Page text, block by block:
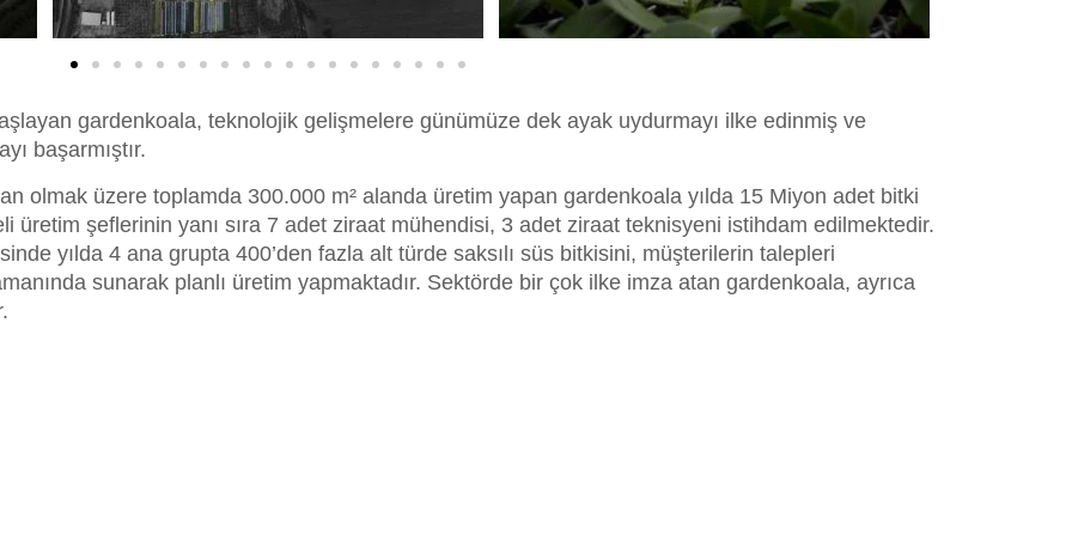
gardenkoala, teknolojik gelişmelere günümüze dek ayak uydurmayı ilke edinmiş ve
başarmıştır.
olmak üzere toplamda 300.000 m² alanda üretim yapan gardenkoala yılda 15 Miyon adet bitki
üretim şeflerinin yanı sıra 7 adet ziraat mühendisi, 3 adet ziraat teknisyeni istihdam edilmektedir.
yılda 4 ana grupta 400’den fazla alt türde saksılı süs bitkisini, müşterilerin talepleri
sunarak planlı üretim yapmaktadır. Sektörde bir çok ilke imza atan gardenkoala, ayrıca